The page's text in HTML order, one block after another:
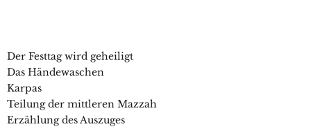
Der Festtag wird geheiligt
Das Händewaschen
Karpas
Teilung der mittleren Mazzah
Erzählung des Auszuges